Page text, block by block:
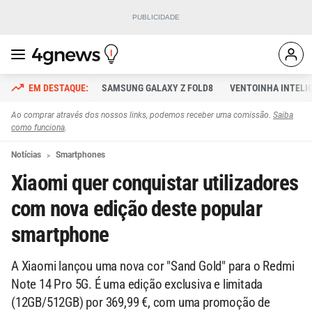
SAMSUNG GALAXY Z FOLD8 VENTOINHA
Ao comprar através dos nossos links, podemos receber uma comissão. Saiba
como funciona.
Notícias Smartphones
Xiaomi quer conquistar utilizadores
com nova edição deste popular
smartphone
A Xiaomi lançou uma nova cor "Sand Gold" para o Redmi
Note 14 Pro 5G. É uma edição exclusiva e limitada
(12GB/512GB) por 369,99 €, com uma promoção de